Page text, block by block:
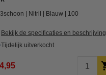
Nitril Blauw 100
Bekijk de specificaties en beschrijving
Tijdelijk uitverkocht